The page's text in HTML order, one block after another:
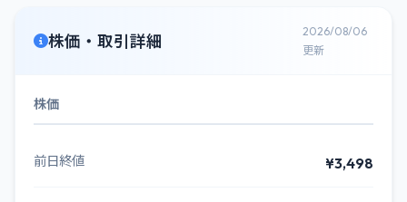
株価・取引詳細
2026/08/06
更新
株価
前日終値 ¥3,498